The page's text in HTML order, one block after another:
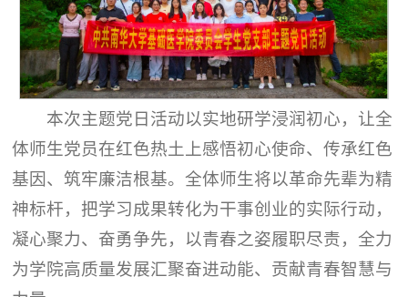
本次主题党日活动以实地研学浸润初心，让全
体师生党员在红色热土上感悟初心使命、传承红色
基因、筑牢廉洁根基。全体师生将以革命先辈为精
神标杆，把学习成果转化为干事创业的实际行动，
凝心聚力、奋勇争先，以青春之姿履职尽责，全力
为学院高质量发展汇聚奋进动能、贡献青春智慧与